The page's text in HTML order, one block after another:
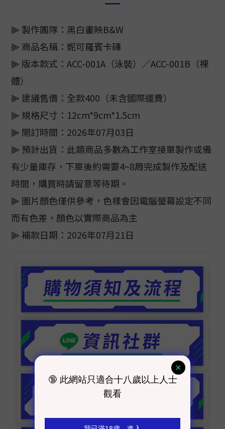
⫸ 製作團隊：黑白畫映B&W
⫸ 商品名稱：妮可羅賓卡磚
⫸ 版本款式：ACC-001A（泳裝）／ACC-001B（裸
體）
⫸ 建議售價：全款400（未含國際運費）
⫸ 規格尺寸：12cm*9cm*1.5cm
⫸ 開訂時間：2026年07月03日
⫸ 預計出貨：此類商品多數為工作室接單製作或備
有少量庫存，下單後約需要4~8周完成製作及配送
時間，購買時請留意等待期。
⫸ 圖片顏色僅供參考，色樣會因電腦螢幕設定不同
而有色差，顏色以實際商品為主
⫸ 補款日期：2026年07月21日